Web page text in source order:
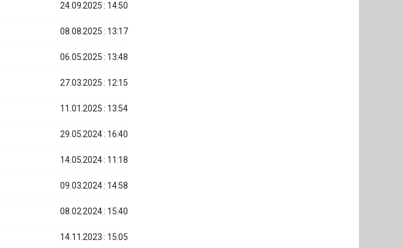
24.09.2025 : 14:50
08.08.2025 : 13:17
06.05.2025 : 13:48
27.03.2025 : 12:15
11.01.2025 : 13:54
29.05.2024 : 16:40
14.05.2024 : 11:18
09.03.2024 : 14:58
08.02.2024 : 15:40
14.11.2023 : 15:05